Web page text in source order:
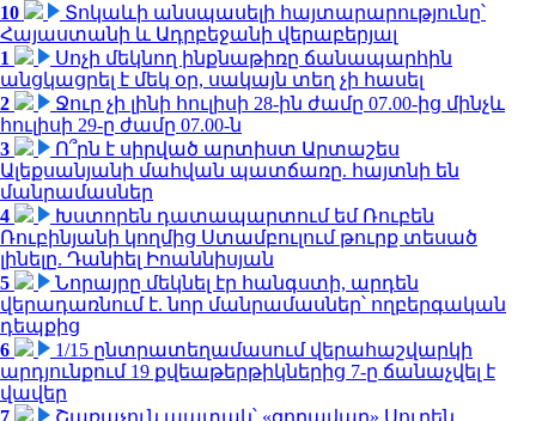
10
Տոկաևի անսպասելի հայտարարությունը՝
Հայաստանի և Ադրբեջանի վերաբերյալ
1
Սոչի մեկնող ինքնաթիռը ճանապարհին
անցկացրել է մեկ օր, սակայն տեղ չի հասել
2
Ջուր չի լինի հուլիսի 28-ին ժամը 07.00-ից մինչև
հուլիսի 29-ը ժամը 07.00-ն
3
Ո՞րն է սիրված արտիստ Արտաշես
Ալեքսանյանի մահվան պատճառը. հայտնի են
մանրամասներ
4
Խստորեն դատապարտում եմ Ռուբեն
Ռուբինյանի կողմից Ստամբուլում թուրք տեսած
լինելը. Դանիել Իոաննիսյան
5
Նորայրը մեկնել էր հանգստի, արդեն
վերադառնում է. նոր մանրամասներ՝ ողբերգական
դեպքից
6
1/15 ընտրատեղամասում վերահաշվարկի
արդյունքում 19 քվեաթերթիկներից 7-ը ճանաչվել է
վավեր
7
Շառաչուն ապտակ՝ «զորավար» Սուրեն